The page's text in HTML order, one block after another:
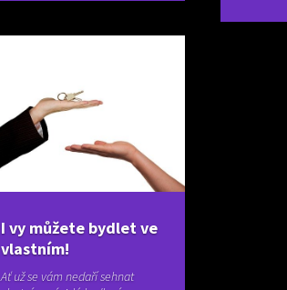
I vy můžete bydlet ve
vlastním!
Ať už se vám nedaří sehnat